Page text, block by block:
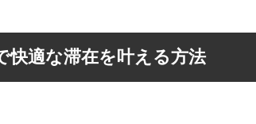
快適な滞在を叶える方法